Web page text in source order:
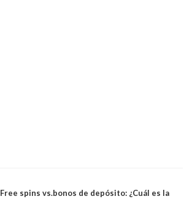
Free spins vs.bonos de depósito: ¿Cuál es la